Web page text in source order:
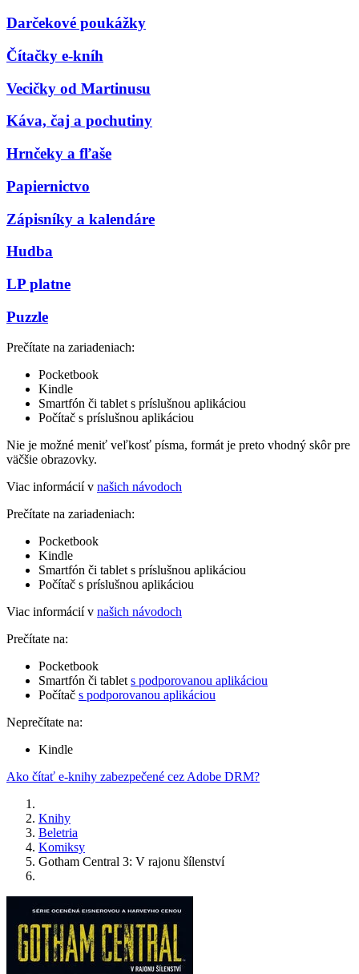
Darčekové poukážky
Čítačky e-kníh
Vecičky od Martinusu
Káva, čaj a pochutiny
Hrnčeky a fľaše
Papiernictvo
Zápisníky a kalendáre
Hudba
LP platne
Puzzle
Prečítate na zariadeniach:
Pocketbook
Kindle
Smartfón či tablet s príslušnou aplikáciou
Počítač s príslušnou aplikáciou
Nie je možné meniť veľkosť písma, formát je preto vhodný skôr pre
väčšie obrazovky.
Viac informácií v našich návodoch
Prečítate na zariadeniach:
Pocketbook
Kindle
Smartfón či tablet s príslušnou aplikáciou
Počítač s príslušnou aplikáciou
Viac informácií v našich návodoch
Prečítate na:
Pocketbook
Smartfón či tablet s podporovanou aplikáciou
Počítač s podporovanou aplikáciou
Neprečítate na:
Kindle
Ako čítať e-knihy zabezpečené cez Adobe DRM?
Knihy
Beletria
Komiksy
Gotham Central 3: V rajonu šílenství